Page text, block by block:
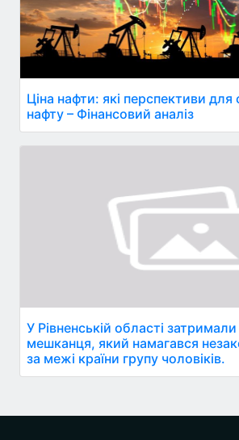
Ціна нафти: які перспективи для
нафту – Фінансовий аналіз
У Рівненській області
мешканця, який намагався
за межі країни групу чоловіків.